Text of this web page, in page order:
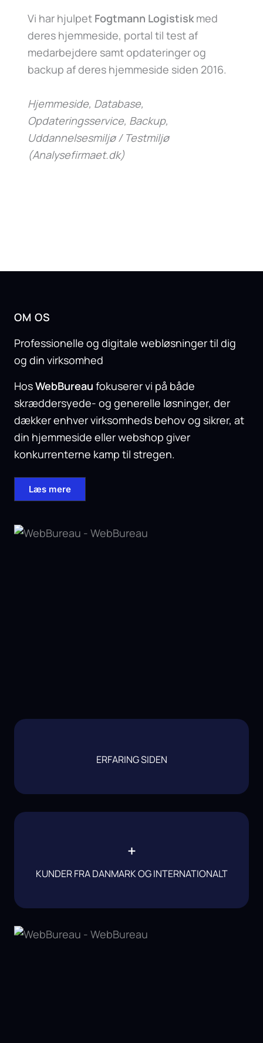
Vi har hjulpet Fogtmann Logistiskmed
deres hjemmeside, portal til test af
medarbejdere samt opdateringer og
backup af deres hjemmeside siden 2016.
Hjemmeside, Database,
Opdateringsservice, Backup,
Uddannelsesmiljø / Testmiljø
(Analysefirmaet.dk)
OM OS
Professionelle og digitale webløsninger til dig
og din virksomhed
HosWebBureau fokuserer vi på både
skræddersyede- og generelle løsninger, der
dækker enhver virksomheds behov og sikrer, at
din hjemmeside eller webshop giver
konkurrenterne kamp til stregen.
Læs mere
ERFARING SIDEN
+
KUNDER FRA DANMARK OG INTERNATIONALT